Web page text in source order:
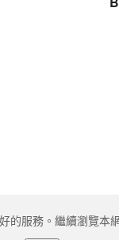
的服務。繼續瀏覽本
限公司 All rights